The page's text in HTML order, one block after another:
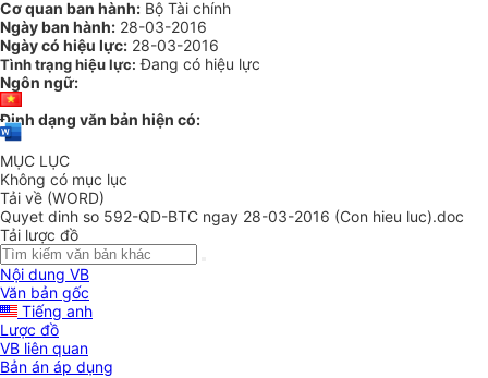
Cơ quan ban hành: Bộ Tài chính
Ngày ban hành: 28-03-2016
Ngày có hiệu lực: 28-03-2016
Tình trạng hiệu lực: Đang có hiệu lực
Ngôn ngữ:
Định dạng văn bản hiện có:
MỤC LỤC
Không có mục lục
Tải về (WORD)
Quyet dinh so 592-QD-BTC ngay 28-03-2016 (Con hieu luc).doc
Tải lược đồ
Nội dung VB
Văn bản gốc
Tiếng anh
Lược đồ
VB liên quan
Bản án áp dụng